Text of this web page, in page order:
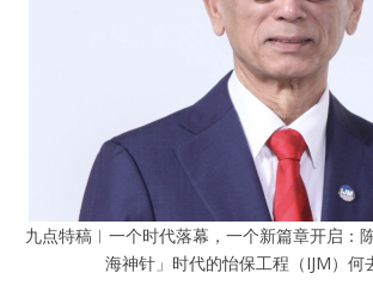
九点特稿︱一个时代落幕，一个新篇章开启：
海神针」时代的怡保工程（IJM）何